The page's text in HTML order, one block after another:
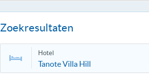
Zoekresultaten
Hotel
Tanote Villa Hill